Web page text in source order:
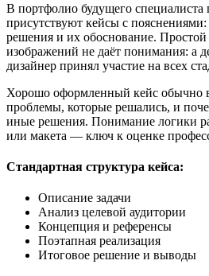
В портфолио будущего специалиста
присутствуют кейсы с
решения и их обоснование.
изображений не даёт понимания: а
дизайнер принял участие на всех
Хорошо оформленный кейс обычно
проблемы, которые решались, и
иные решения. Понимание логики
или макета — ключ к оценке
Стандартная структура кейса:
Описание задачи
Анализ целевой аудитории
Концепция и референсы
Поэтапная реализация
Итоговое решение и выводы